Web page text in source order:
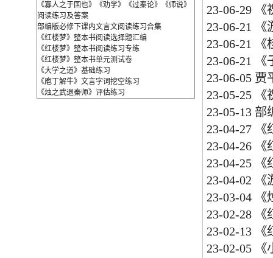
《寡人之于国也》《劝学》《过秦论》《师说》
阅读练习及答案
部编版必修下课内文言文阅读练习合集
《红楼梦》整本书阅读选择题汇编
《红楼梦》整本书阅读练习专练
《红楼梦》整本书单元测试卷
《大学之道》基础练习
《庖丁解牛》文言字词挖空练习
《烛之武退秦师》评估练习
23-06-29
23-06-21
23-06-21
23-06-21
23-06-05 贾
23-05-25
23-05-13 部
23-04-27
23-04-26
23-04-25
23-04-02
23-03-04
23-02-28
23-02-13
23-02-05